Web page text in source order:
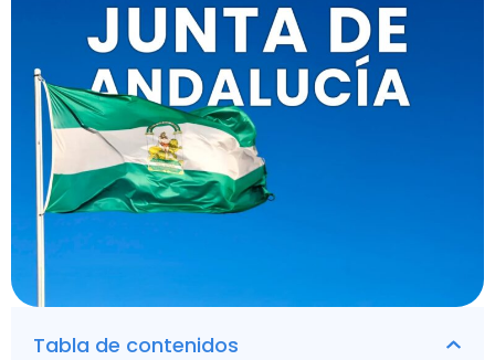
Tabla de contenidos